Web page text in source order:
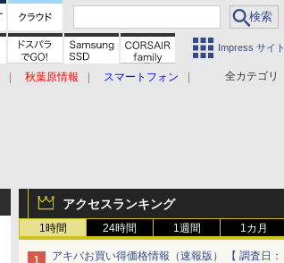
Impress サイト
全カテゴリ
秋葉原情報
スマートフォン
アクセスランキング
1時間 24時間 1週間 1カ月
アキバお買い得価格情報（速報版） 【 調査日：